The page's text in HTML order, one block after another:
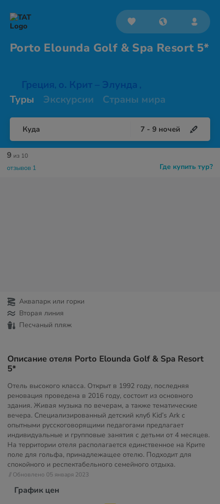
Porto Elounda Golf & Spa Resort 5*
Греция, о. Крит – Элунда ,
Туры Экскурсии Страны мира
Куда 7 - 9 ночей
Где купить тур?
9 из 10
отзывов 1
Аквапарк или горки
Вторая линия
Песчаный пляж
Описание отеля Porto Elounda Golf & Spa Resort
5*
Отель высокого класса. Открыт в 1992 году, последняя
реновация проведена в 2016 году, состоит из основного
здания. Живая музыка по вечерам, а также тематические
вечера. Специализированный детский клуб Kid’s Ark с
опытными русскоговорящими педагогами предлагает
индивидуальные и групповые занятия с детьми от 4 месяцев.
На территории отеля располагается единственное на Крите
поле для гольфа, принадлежащее отелю. Подходит для
спокойного и респектабельного семейного отдыха.
// Обновлено 05 января 2023
График цен